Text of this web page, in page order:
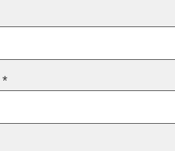
*